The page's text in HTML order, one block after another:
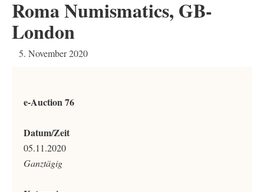
Roma Numismatics, GB-
London
5. November 2020
e-Auction 76
Datum/Zeit
05.11.2020
Ganztägig